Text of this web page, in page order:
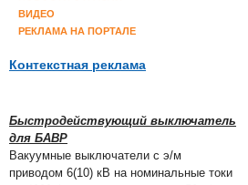
ВИДЕО
РЕКЛАМА НА ПОРТАЛЕ
Контекстная реклама
Быстродействующий выключатель
для БАВР
Вакуумные выключатели с э/м
приводом 6(10) кВ на номинальные токи